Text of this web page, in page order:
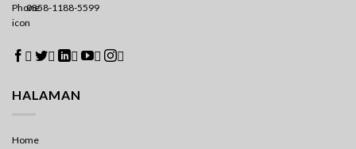
0858-1188-5599
    
HALAMAN
Home